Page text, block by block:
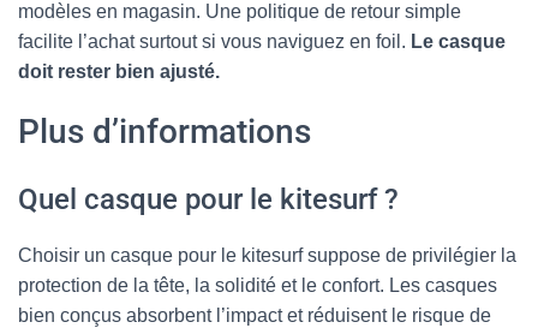
modèles en magasin. Une politique de retour simple
facilite l’achat surtout si vous naviguez en foil. Le casque
doit rester bien ajusté.
Plus d’informations
Quel casque pour le kitesurf ?
Choisir un casque pour le kitesurf suppose de privilégier la
protection de la tête, la solidité et le confort. Les casques
bien conçus absorbent l’impact et réduisent le risque de